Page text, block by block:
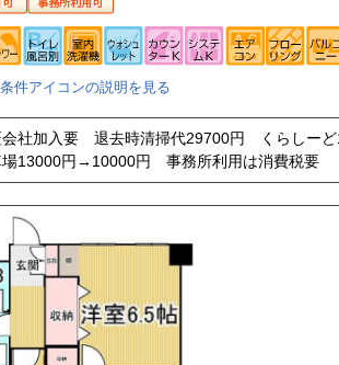
件アイコンの説明を見る
会社加入要 退去時清掃代29700円 くらしー
場13000円→10000円 事務所利用は消費税要